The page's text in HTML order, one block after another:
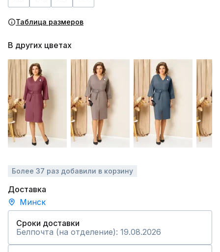
Таблица размеров
В других цветах
Более 37 раз добавили в корзину
Доставка
Минск
Сроки доставки
Белпочта (на отделение): 19.08.2026